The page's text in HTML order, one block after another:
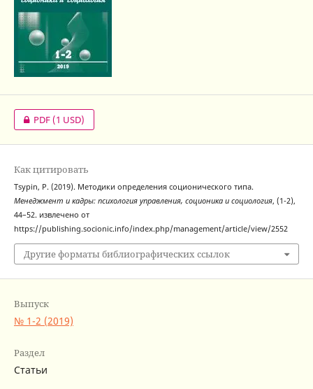
PDF(1 USD)
Как цитировать
Tsypin, P. (2019). Методики определения соционического типа.
Менеджмент и кадры: психология управления, соционика и социология, (1-2),
44–52. извлечено от
https://publishing.socionic.info/index.php/management/article/view/2552
Другие форматы библиографических ссылок
Выпуск
№ 1-2 (2019)
Раздел
Статьи